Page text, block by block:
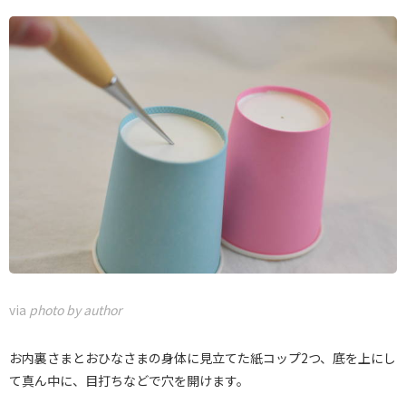
via photo by author
お内裏さまとおひなさまの身体に見立てた紙コップ2つ、底を上にし
て真ん中に、目打ちなどで穴を開けます。